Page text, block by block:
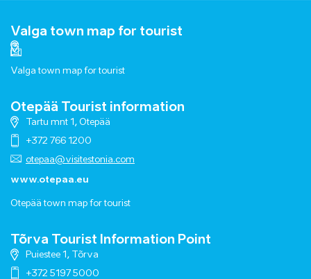
Valga town map for tourist
Valga town map for tourist
Otepää Tourist information
Tartu mnt 1, Otepää
+372 766 1200
otepaa@visitestonia.com
www.otepaa.eu
Otepää town map for tourist
Tõrva Tourist Information Point
Puiestee 1, Tõrva
+372 5197 5000